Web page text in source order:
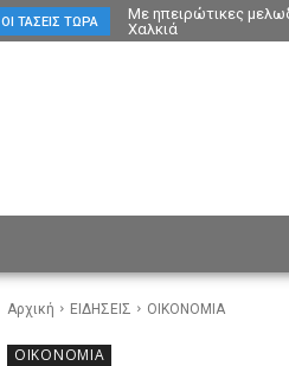
ΟΙ ΤΆΣΕΙΣ ΤΏΡΑ
Με ηπειρώτικες
Χαλκιά
Αρχική ΕΙΔΗΣΕΙΣ ΟΙΚΟΝΟΜΙΑ
ΟΙΚΟΝΟΜΙΑ